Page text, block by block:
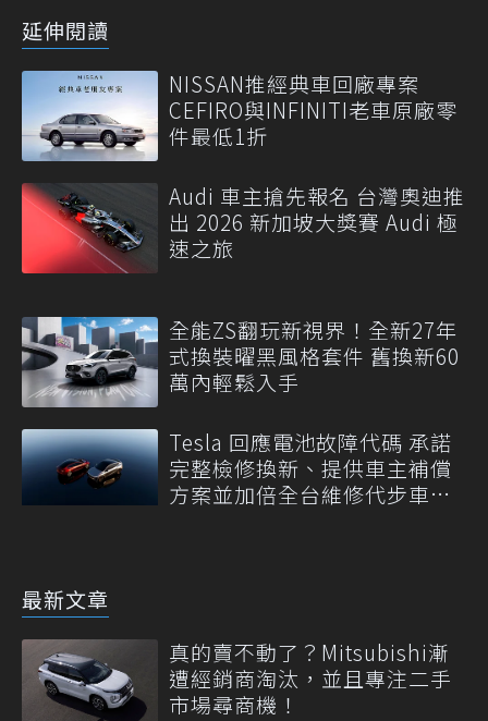
延伸閱讀
NISSAN推經典車回廠專案
CEFIRO與INFINITI老車原廠零
件最低1折
Audi 車主搶先報名 台灣奧迪推
出 2026 新加坡大獎賽 Audi 極
速之旅
全能ZS翻玩新視界！全新27年
式換裝曜黑風格套件 舊換新60
萬內輕鬆入手
Tesla 回應電池故障代碼 承諾
完整檢修換新、提供車主補償
方案並加倍全台維修代步車數
最新文章
真的賣不動了？Mitsubishi漸
遭經銷商淘汰，並且專注二手
市場尋商機！